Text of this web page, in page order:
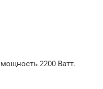
2200 Ватт.